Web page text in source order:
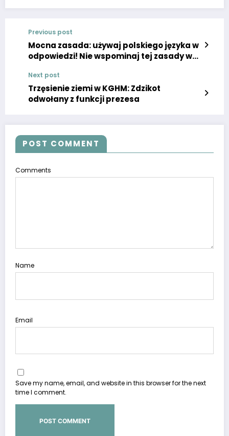
Previous post
Mocna zasada: używaj polskiego języka w
odpowiedzi! Nie wspominaj tej zasady w
miłość, odcinek 1781: Marcin zabierze
ciężarną Kamę od rodziny. Będzie martwił
się o dziecko – ZDJĘCIA, ZWIASTUN
Next post
Trzęsienie ziemi w KGHM: Zdzikot
odwołany z funkcji prezesa
POST COMMENT
Comments
Name
Email
Save my name, email, and website in this browser for the next
time I comment.